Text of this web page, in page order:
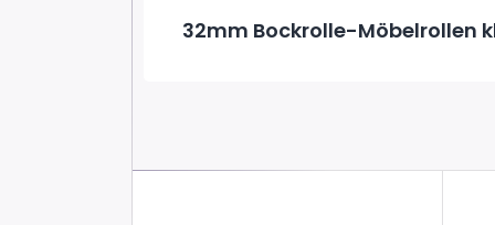
32mm Bockrolle-Möbelrollen